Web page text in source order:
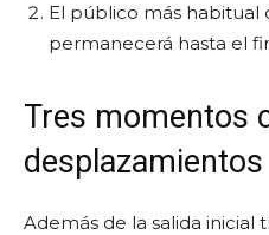
El público más habitual
permanecerá hasta el
Tres momentos
desplazamientos
Además de la salida inicial